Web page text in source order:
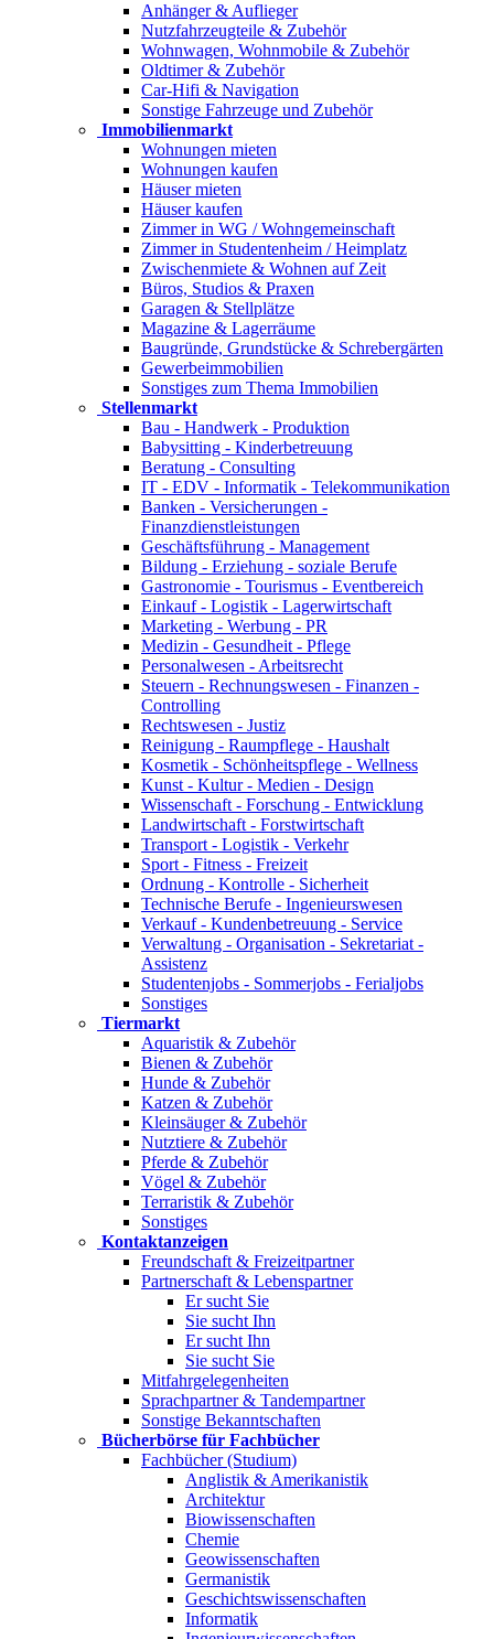
Anhänger & Auflieger
Nutzfahrzeugteile & Zubehör
Wohnwagen, Wohnmobile & Zubehör
Oldtimer & Zubehör
Car-Hifi & Navigation
Sonstige Fahrzeuge und Zubehör
Immobilienmarkt
Wohnungen mieten
Wohnungen kaufen
Häuser mieten
Häuser kaufen
Zimmer in WG / Wohngemeinschaft
Zimmer in Studentenheim / Heimplatz
Zwischenmiete & Wohnen auf Zeit
Büros, Studios & Praxen
Garagen & Stellplätze
Magazine & Lagerräume
Baugründe, Grundstücke & Schrebergärten
Gewerbeimmobilien
Sonstiges zum Thema Immobilien
Stellenmarkt
Bau - Handwerk - Produktion
Babysitting - Kinderbetreuung
Beratung - Consulting
IT - EDV - Informatik - Telekommunikation
Banken - Versicherungen -
Finanzdienstleistungen
Geschäftsführung - Management
Bildung - Erziehung - soziale Berufe
Gastronomie - Tourismus - Eventbereich
Einkauf - Logistik - Lagerwirtschaft
Marketing - Werbung - PR
Medizin - Gesundheit - Pflege
Personalwesen - Arbeitsrecht
Steuern - Rechnungswesen - Finanzen -
Controlling
Rechtswesen - Justiz
Reinigung - Raumpflege - Haushalt
Kosmetik - Schönheitspflege - Wellness
Kunst - Kultur - Medien - Design
Wissenschaft - Forschung - Entwicklung
Landwirtschaft - Forstwirtschaft
Transport - Logistik - Verkehr
Sport - Fitness - Freizeit
Ordnung - Kontrolle - Sicherheit
Technische Berufe - Ingenieurswesen
Verkauf - Kundenbetreuung - Service
Verwaltung - Organisation - Sekretariat -
Assistenz
Studentenjobs - Sommerjobs - Ferialjobs
Sonstiges
Tiermarkt
Aquaristik & Zubehör
Bienen & Zubehör
Hunde & Zubehör
Katzen & Zubehör
Kleinsäuger & Zubehör
Nutztiere & Zubehör
Pferde & Zubehör
Vögel & Zubehör
Terraristik & Zubehör
Sonstiges
Kontaktanzeigen
Freundschaft & Freizeitpartner
Partnerschaft & Lebenspartner
Er sucht Sie
Sie sucht Ihn
Er sucht Ihn
Sie sucht Sie
Mitfahrgelegenheiten
Sprachpartner & Tandempartner
Sonstige Bekanntschaften
Bücherbörse für Fachbücher
Fachbücher (Studium)
Anglistik & Amerikanistik
Architektur
Biowissenschaften
Chemie
Geowissenschaften
Germanistik
Geschichtswissenschaften
Informatik